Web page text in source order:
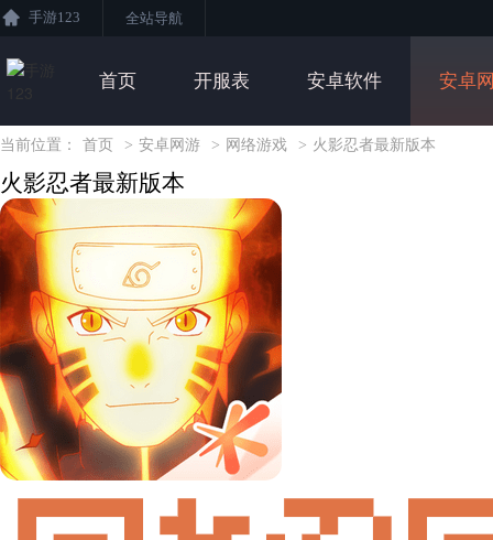
手游123 全站导航
首页 开服表 安卓软件 安卓
当前位置： 首页 > 安卓网游 > 网络游戏 > 火影忍者最新版本
火影忍者最新版本